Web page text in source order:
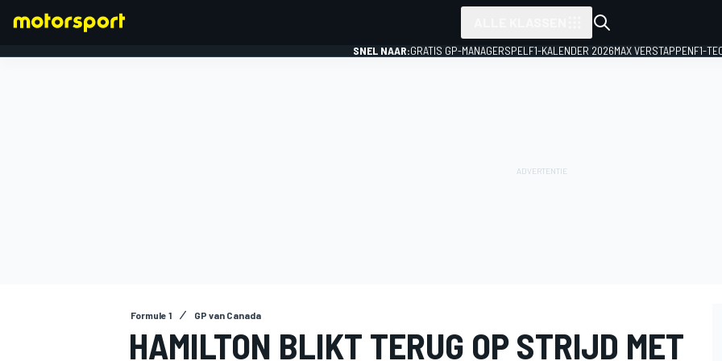
SNEL NAAR:GRATIS GP-MANAGERSPEL F1-KALENDER 2026MAX VERSTAPPENF1-
Formule 1 GP van Canada
HAMILTON BLIKT TERUG OP STRIJD MET